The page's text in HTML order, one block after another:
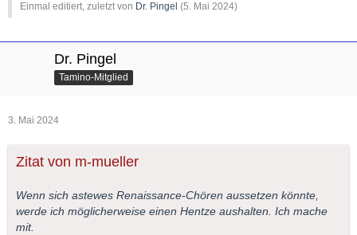
Einmal editiert, zuletzt von Dr. Pingel (5. Mai 2024)
Dr. Pingel
Tamino-Mitglied
3. Mai 2024
Zitat von m-mueller
Wenn sich astewes Renaissance-Chören aussetzen könnte,
werde ich möglicherweise einen Hentze aushalten. Ich mache
mit.